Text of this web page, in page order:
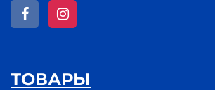
ТОВАРЫ